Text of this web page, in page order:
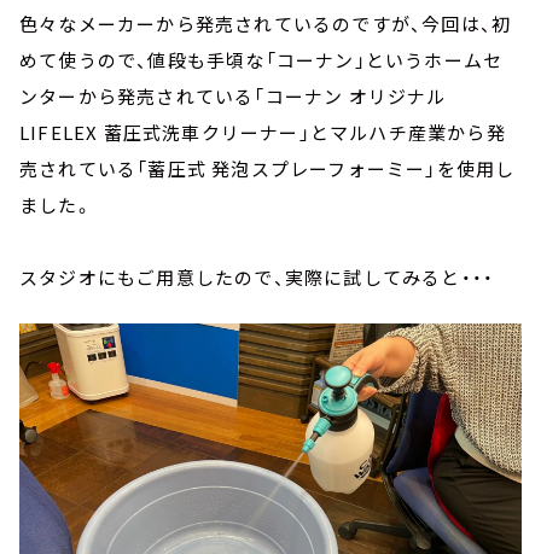
色々なメーカーから発売されているのですが、今回は、初
めて使うので、値段も手頃な「コーナン」というホームセ
ンターから発売されている「コーナン オリジナル
LIFELEX 蓄圧式洗車クリーナー」とマルハチ産業から発
売されている「蓄圧式 発泡スプレーフォーミー」を使用し
ました。
スタジオにもご用意したので、実際に試してみると・・・